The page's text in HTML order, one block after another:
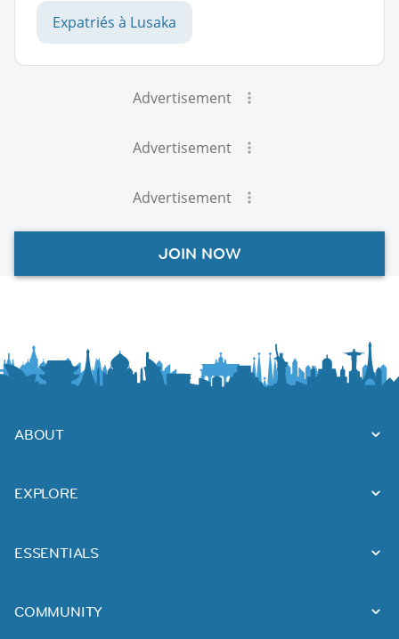
Expatriés à Lusaka
Advertisement
Advertisement
Advertisement
JOIN NOW
ABOUT
EXPLORE
ESSENTIALS
COMMUNITY